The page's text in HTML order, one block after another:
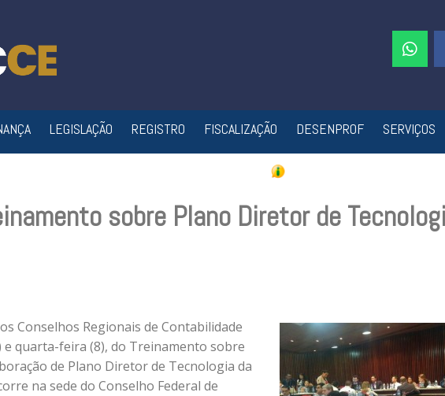
LEGISLAÇÃO REGISTRO FISCALIZAÇÃO DESENPROF SERVIÇOS
sobre Plano Diretor de
Conselhos Regionais de Contabilidade
e quarta-feira (8), do Treinamento sobre
de Plano Diretor de Tecnologia da
na sede do Conselho Federal de